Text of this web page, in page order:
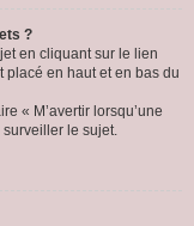
?
en cliquant sur le lien
placé en haut et en bas du
« M’avertir lorsqu’une
le sujet.